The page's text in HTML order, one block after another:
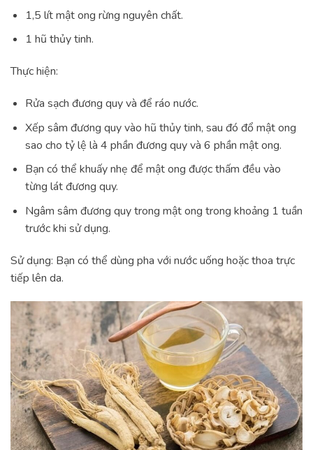
1,5 lít mật ong rừng nguyên chất.
1 hũ thủy tinh.
Thực hiện:
Rửa sạch đương quy và để ráo nước.
Xếp sâm đương quy vào hũ thủy tinh, sau đó đổ mật ong
sao cho tỷ lệ là 4 phần đương quy và 6 phần mật ong.
Bạn có thể khuấy nhẹ để mật ong được thấm đều vào
từng lát đương quy.
Ngâm sâm đương quy trong mật ong trong khoảng 1 tuần
trước khi sử dụng.
Sử dụng: Bạn có thể dùng pha với nước uống hoặc thoa trực
tiếp lên da.